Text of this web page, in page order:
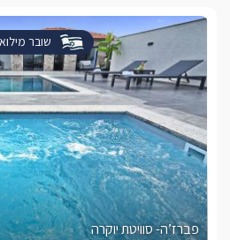
שובר
פברז’ה- סוויטת יוקרה